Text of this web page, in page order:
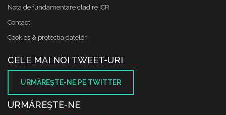
Nota de fundamentare cladire ICR
Contact
Cookies & protectia datelor
CELE MAI NOI TWEET-URI
URMĂREŞTE-NE PE TWITTER
URMĂREŞTE-NE